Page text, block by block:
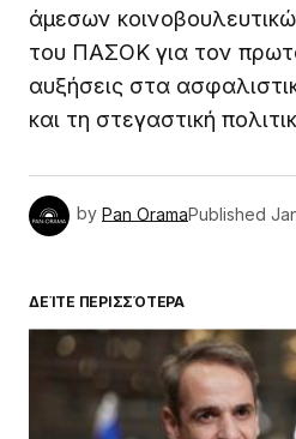
άμεσων
του ΠΑΣΟΚ για τον
αυξήσεις στα
και τη στεγαστική
by Pan OramaPublished
ΔΕΊΤΕ ΠΕΡΙΣΣΌΤΕΡΑ